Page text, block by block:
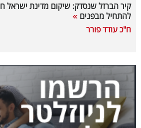
ניוזלטרים
מייל
אדום
קיר הברזל שנסדק: שיקום מדינת ישראל
להתחיל מבפנים
ח"כ עודד פורר